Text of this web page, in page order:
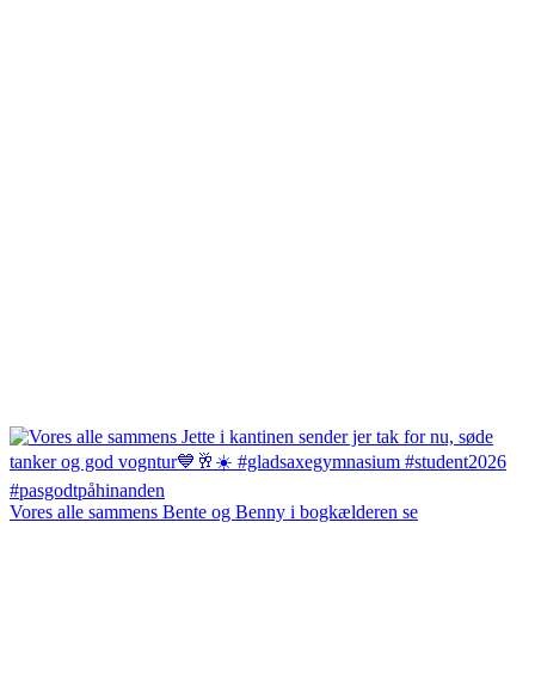
Vores alle sammens Bente og Benny i bogkælderen se